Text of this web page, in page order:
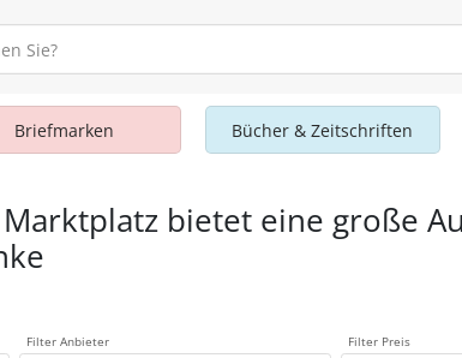
Briefmarken Bücher & Zeitschriften
bietet eine große
Filter Anbieter Filter Preis